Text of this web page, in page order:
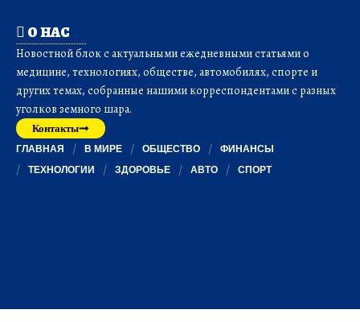
О НАС
Новостной блок с актуальными ежедневными статьями о
медицине, технологиях, обществе, автомобилях, спорте и
других темах, собранные нашими корреспондентами с разных
уголков земного шара.
Контакты
ГЛАВНАЯ В МИРЕ ОБЩЕСТВО
ФИНАНСЫ
ТЕХНОЛОГИИ
ЗДОРОВЬЕ АВТО СПОРТ